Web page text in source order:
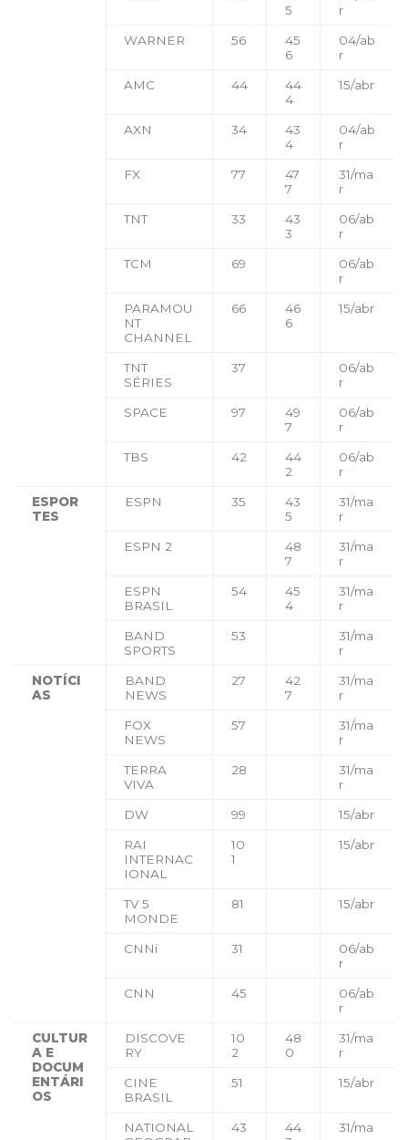
5
r
WARNER 56
45
6
04/ab
r
AMC 44
44
4
15/abr
AXN 34
43
4
04/ab
r
FX 77
47
7
31/ma
r
TNT 33
43
3
06/ab
r
TCM 69
06/ab
r
PARAMOU
NT
CHANNEL
66
46
6
15/abr
TNT
SÉRIES
37
06/ab
r
SPACE 97
49
7
06/ab
r
TBS 42
44
2
06/ab
r
ESPOR
TES
ESPN 35
43
5
31/ma
r
ESPN 2
48
7
31/ma
r
ESPN
BRASIL
54
45
4
31/ma
r
BAND
SPORTS
53
31/ma
r
NOTÍCI
AS
BAND
NEWS
27
42
7
31/ma
r
FOX
NEWS
57
31/ma
r
TERRA
VIVA
28
31/ma
r
DW 99 15/abr
RAI
INTERNAC
IONAL
10
1
15/abr
TV 5
MONDE
81 15/abr
CNNi 31
06/ab
r
CNN 45
06/ab
r
CULTUR
A E
DOCUM
ENTÁRI
OS
DISCOVE
RY
10
2
48
0
31/ma
r
CINE
BRASIL
51 15/abr
NATIONAL
43
44
31/ma